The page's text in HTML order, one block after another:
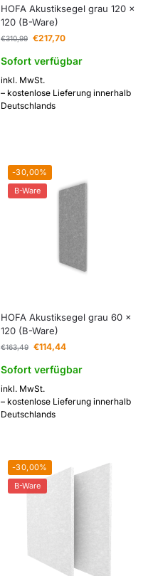
HOFA Akustiksegel grau 120 x
120 (B-Ware)
€310,99 €217,70
Sofort verfügbar
inkl. MwSt.
– kostenlose Lieferung innerhalb
Deutschlands
-30,00%
B-Ware
HOFA Akustiksegel grau 60 x
120 (B-Ware)
€163,49 €114,44
Sofort verfügbar
inkl. MwSt.
– kostenlose Lieferung innerhalb
Deutschlands
-30,00%
B-Ware